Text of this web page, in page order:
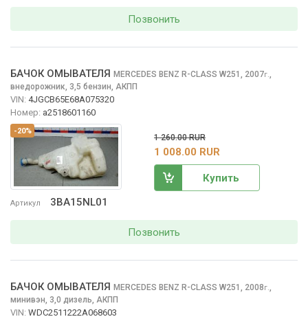
Позвонить
-20%
Артикул 3BA15NL01
БАЧОК ОМЫВАТЕЛЯ MERCEDES BENZ R-CLASS W251, 2007г.,
внедорожник, 3,5 бензин, АКПП
VIN: 4JGCB65E68A075320
Номер: a2518601160
1 260.00 RUR
1 008.00 RUR
Купить
Позвонить
БАЧОК ОМЫВАТЕЛЯ MERCEDES BENZ R-CLASS W251, 2008г.,
минивэн, 3,0 дизель, АКПП
VIN: WDC2511222A068603